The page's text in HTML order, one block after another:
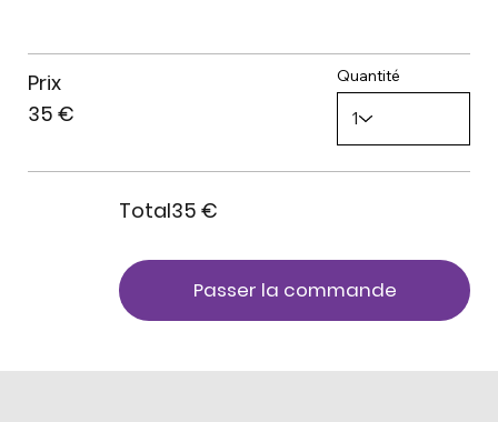
Prix
35 €
Quantité
Total35 €
Passer la commande